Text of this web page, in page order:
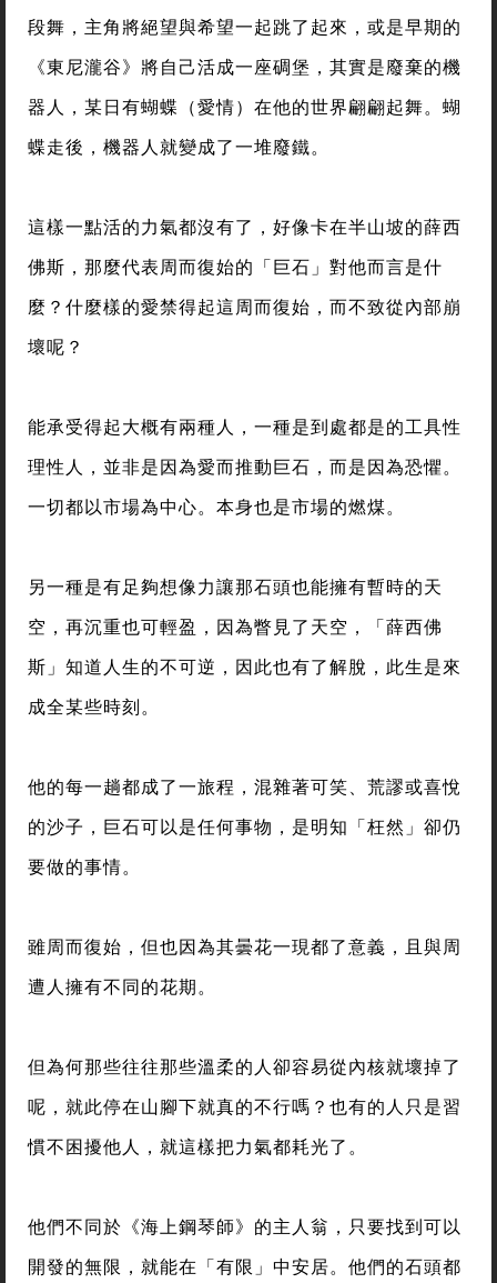
段舞，主角將絕望與希望一起跳了起來，或是早期的
《東尼瀧谷》將自己活成一座碉堡，其實是廢棄的機
器人，某日有蝴蝶（愛情）在他的世界翩翩起舞。蝴
蝶走後，機器人就變成了一堆廢鐵。
這樣一點活的力氣都沒有了，好像卡在半山坡的薛西
佛斯，那麼代表周而復始的「巨石」對他而言是什
麼？什麼樣的愛禁得起這周而復始，而不致從內部崩
壞呢？
能承受得起大概有兩種人，一種是到處都是的工具性
理性人，並非是因為愛而推動巨石，而是因為恐懼。
一切都以市場為中心。本身也是市場的燃煤。
另一種是有足夠想像力讓那石頭也能擁有暫時的天
空，再沉重也可輕盈，因為瞥見了天空，「薛西佛
斯」知道人生的不可逆，因此也有了解脫，此生是來
成全某些時刻。
他的每一趟都成了一旅程，混雜著可笑、荒謬或喜悅
的沙子，巨石可以是任何事物，是明知「枉然」卻仍
要做的事情。
雖周而復始，但也因為其曇花一現都了意義，且與周
遭人擁有不同的花期。
但為何那些往往那些溫柔的人卻容易從內核就壞掉了
呢，就此停在山腳下就真的不行嗎？也有的人只是習
慣不困擾他人，就這樣把力氣都耗光了。
他們不同於《海上鋼琴師》的主人翁，只要找到可以
開發的無限，就能在「有限」中安居。他們的石頭都